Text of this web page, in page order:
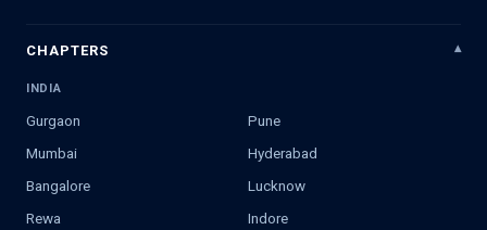
CHAPTERS
INDIA
Gurgaon
Pune
Mumbai
Hyderabad
Bangalore
Lucknow
Rewa
Indore